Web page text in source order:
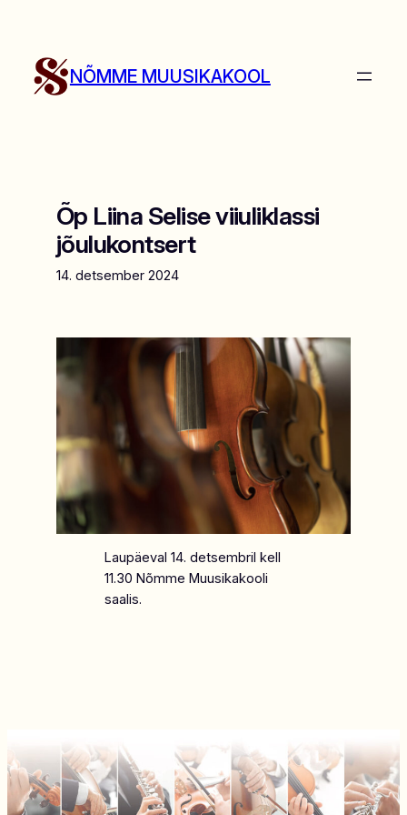
juurde
NÕMME MUUSIKAKOOL
Õp Liina Selise viiuliklassi
jõulukontsert
14. detsember 2024
Laupäeval 14. detsembril kell
11.30 Nõmme Muusikakooli
saalis.